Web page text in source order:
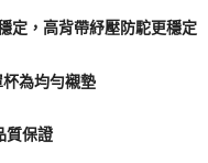
定，高背帶紓壓防駝更穩定
為均勻襯墊
質保證